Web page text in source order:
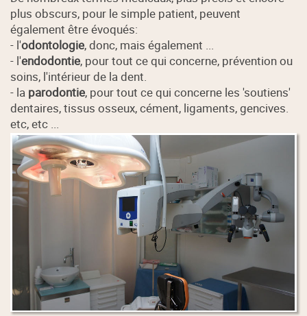
plus obscurs, pour le simple patient, peuvent
également être évoqués:
- l'odontologie, donc, mais également ...
- l'endodontie, pour tout ce qui concerne, prévention ou
soins, l'intérieur de la dent.
- la parodontie, pour tout ce qui concerne les 'soutiens'
dentaires, tissus osseux, cément, ligaments, gencives.
etc, etc ...